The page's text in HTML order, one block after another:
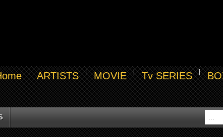
ARTISTS MOVIE Tv SERIES